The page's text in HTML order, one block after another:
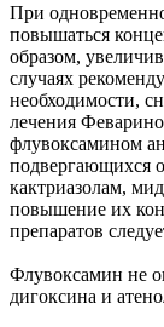
При
повышаться
образом,
случаях
необходимости,
лечения
флувоксамином
подвергающихся
кактриазолам,
повышение их
препаратов
Флувоксамин не
дигоксина и